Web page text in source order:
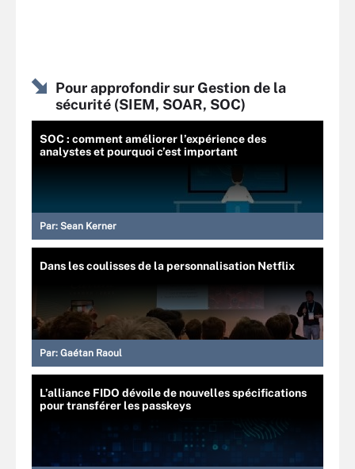
Pour approfondir sur Gestion de la
sécurité (SIEM, SOAR, SOC)
SOC : comment améliorer l’expérience des
analystes et pourquoi c’est important
Par: Sean Kerner
Dans les coulisses de la personnalisation Netflix
Par: Gaétan Raoul
L’alliance FIDO dévoile de nouvelles spécifications
pour transférer les passkeys